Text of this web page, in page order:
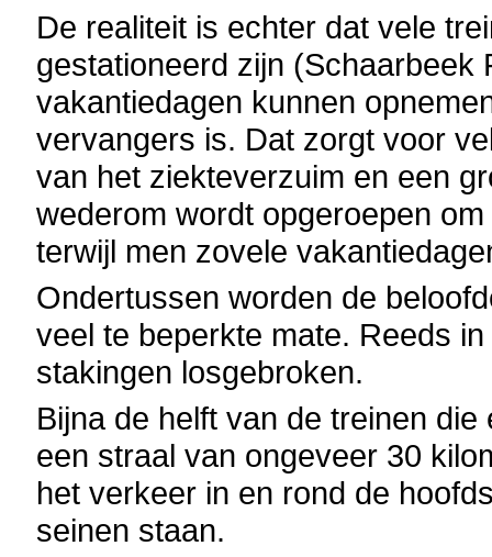
De realiteit is echter dat vele
gestationeerd zijn
vakantiedagen kunnen
vervangers is. Dat zorgt voor
van het ziekteverzuim en een
wederom wordt opgeroepen
terwijl men zovele
Ondertussen worden de
veel te beperkte mate. Reeds
stakingen losgebroken.
Bijna de helft van de treinen
een straal van ongeveer 30
het verkeer in en rond de
seinen staan.